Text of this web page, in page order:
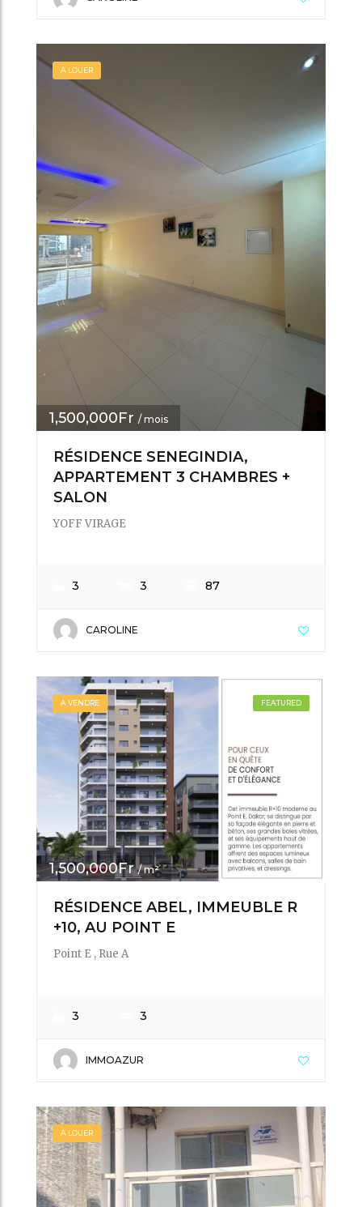
A LOUER
1,500,000Fr / mois
RÉSIDENCE SENEGINDIA,
APPARTEMENT 3 CHAMBRES +
SALON
YOFF VIRAGE
3 3 87
CAROLINE
FEATURED
A VENDRE
1,500,000Fr / m²
RÉSIDENCE ABEL, IMMEUBLE R
+10, AU POINT E
Point E , Rue A
3 3
IMMOAZUR
A LOUER